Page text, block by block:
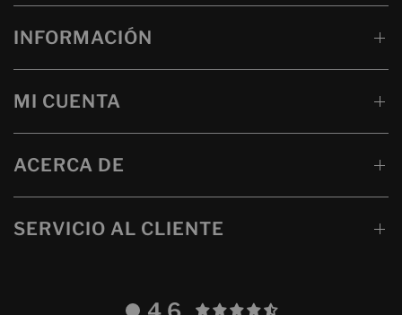
INFORMACIÓN
MI CUENTA
ACERCA DE
SERVICIO AL CLIENTE